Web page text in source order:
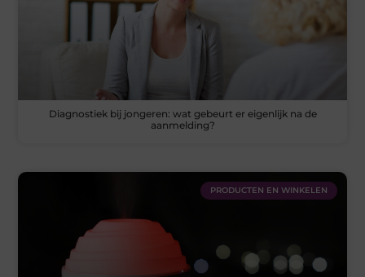
Diagnostiek bij jongeren: wat gebeurt er eigenlijk na de
aanmelding?
PRODUCTEN EN WINKELEN